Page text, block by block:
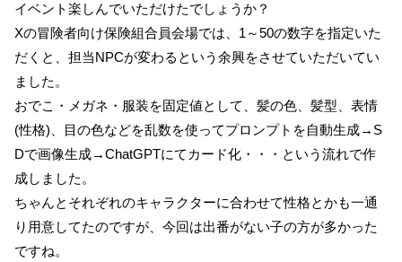
イベント楽しんでいただけたでしょうか？
Xの冒険者向け保険組合員会場では、1～50の数字を指定いた
だくと、担当NPCが変わるという余興をさせていただいてい
ました。
おでこ・メガネ・服装を固定値として、髪の色、髪型、表情
(性格)、目の色などを乱数を使ってプロンプトを自動生成→S
Dで画像生成→ChatGPTにてカード化・・・という流れで作
成しました。
ちゃんとそれぞれのキャラクターに合わせて性格とかも一通
り用意してたのですが、今回は出番がない子の方が多かった
ですね。